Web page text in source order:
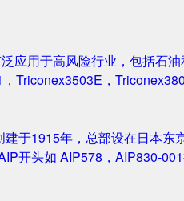
应用于高风险行业，包括石
Triconex3503E，
于1915年，总部设在日本
开头如 AIP578，AIP830-